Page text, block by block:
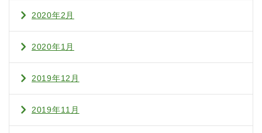
2020年2月
2020年1月
2019年12月
2019年11月